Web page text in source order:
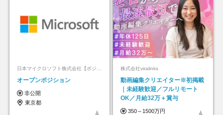
オープンポジション
非公開
東京都
株式会社viralinks
動画編集クリエイター※初掲載
｜未経験歓迎／フルリモート
OK／月給32万＋賞与
350～1500万円